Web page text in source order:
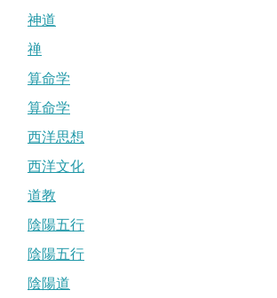
神道
禅
算命学
算命学
西洋思想
西洋文化
道教
陰陽五行
陰陽五行
陰陽道